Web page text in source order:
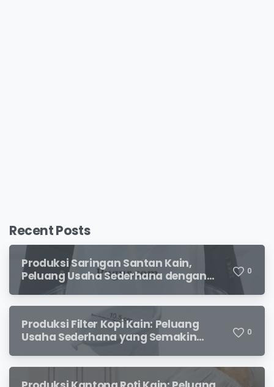
Recent Posts
Produksi Saringan Santan Kain,
Peluang Usaha Sederhana dengan
Permintaan yang Terus Meningkat
0
Produksi Filter Kopi Kain: Peluang
Usaha Sederhana yang Semakin
Diminati Pecinta Kopi
0